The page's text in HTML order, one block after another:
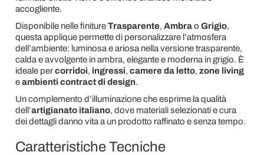
accogliente.
Disponibile nelle finitureTrasparente, Ambrao Grigio,
questa applique permette di personalizzare l’atmosfera
dell’ambiente: luminosa e ariosa nella versione trasparente,
calda e avvolgente in ambra, elegante e moderna in grigio. È
ideale percorridoi, ingressi, camere da letto, zone living
eambienti contract di design.
Un complemento d’illuminazione che esprime la qualità
dell’artigianato italiano, dove materiali selezionati e cura
dei dettagli danno vita a un prodotto raffinato e senza tempo.
Caratteristiche Tecniche